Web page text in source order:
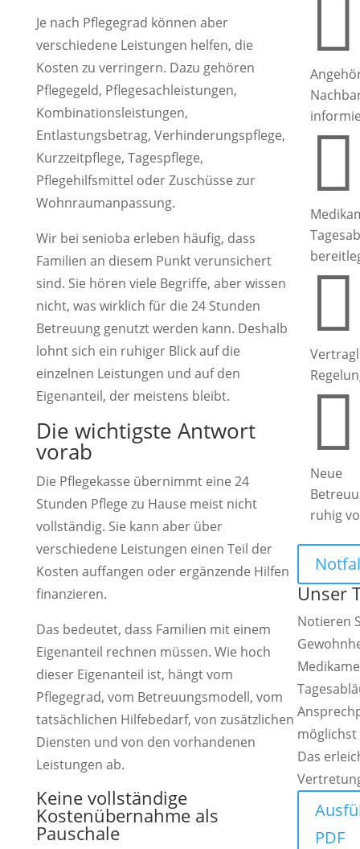
Je nach Pflegegrad können aber
verschiedene Leistungen helfen, die
Kosten zu verringern. Dazu gehören
Pflegegeld, Pflegesachleistungen,
Kombinationsleistungen,
Entlastungsbetrag, Verhinderungspflege,
Kurzzeitpflege, Tagespflege,
Pflegehilfsmittel oder Zuschüsse zur
Wohnraumanpassung.
Wir bei senioba erleben häufig, dass
Familien an diesem Punkt verunsichert
sind. Sie hören viele Begriffe, aber wissen
nicht, was wirklich für die 24 Stunden
Betreuung genutzt werden kann. Deshalb
lohnt sich ein ruhiger Blick auf die
einzelnen Leistungen und auf den
Eigenanteil, der meistens bleibt.
Die wichtigste Antwort
vorab
Die Pflegekasse übernimmt eine 24
Stunden Pflege zu Hause meist nicht
vollständig. Sie kann aber über
verschiedene Leistungen einen Teil der
Kosten auffangen oder ergänzende Hilfen
finanzieren.
Das bedeutet, dass Familien mit einem
Eigenanteil rechnen müssen. Wie hoch
dieser Eigenanteil ist, hängt vom
Pflegegrad, vom Betreuungsmodell, vom
tatsächlichen Hilfebedarf, von zusätzlichen
Diensten und von den vorhandenen
Leistungen ab.
Keine vollständige
Kostenübernahme als
Pauschale




Neue
ruhig
Unser
Notieren
Das
PDF